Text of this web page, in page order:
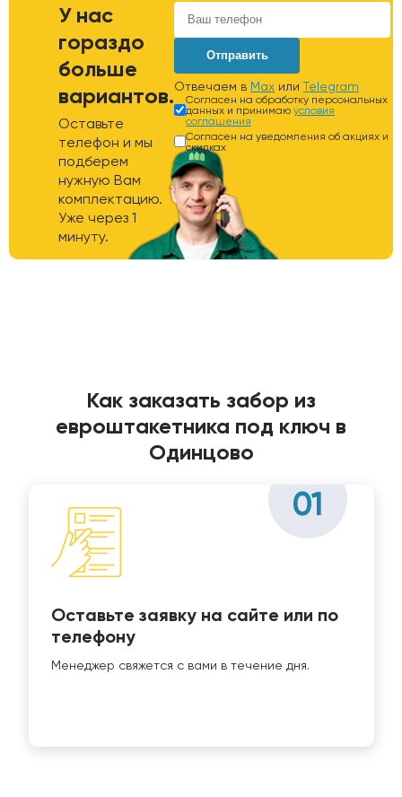
У нас
гораздо
больше
вариантов.
Оставьте
телефон и мы
подберем
нужную Вам
комплектацию.
Уже через 1
минуту.
Отправить
Отвечаем в Max или Telegram
Согласен на обработку персональных
данных и принимаю условия
соглашения
Согласен на уведомления об акциях и
скидках
Как заказать забор из
евроштакетника под ключ в
Одинцово
01
Оставьте заявку на сайте или по
телефону
Менеджер свяжется с вами в течение дня.